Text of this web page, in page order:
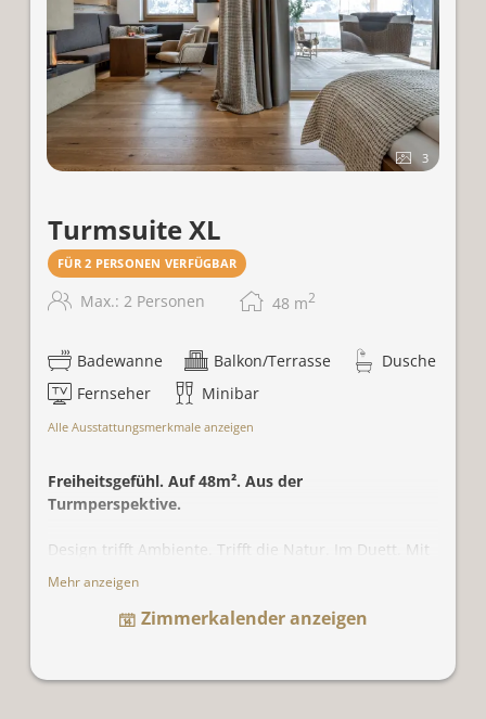
3
Turmsuite XL
FÜR 2 PERSONEN VERFÜGBAR
Max.: 2 Personen 48 m2
Badewanne Balkon/Terrasse
Dusche
Fernseher
Minibar
Alle Ausstattungsmerkmale anzeigen
Freiheitsgefühl. Auf 48m². Aus der
Turmperspektive.
Design trifft Ambiente. Trifft die Natur. Im Duett. Mit
Glasfronten über das Gasteiner Tal. Der große offene
Wohn- und Schlafbereich besticht mit seinen
Naturmaterialien wie Wolle und Leinen. Der offene
Mehr anzeigen
Zimmerkalender anzeigen